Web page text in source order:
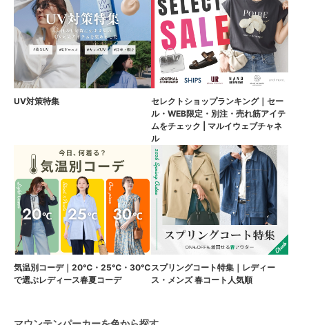
UV対策特集
セレクトショップランキング｜セー
ル・WEB限定・別注・売れ筋アイテ
ムをチェック | マルイウェブチャネ
ル
気温別コーデ｜20℃・25℃・30℃
で選ぶレディース春夏コーデ
スプリングコート特集｜レディー
ス・メンズ 春コート人気順